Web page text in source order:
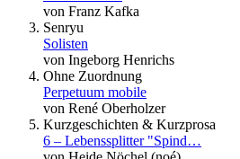
von Franz Kafka
Senryu
Solisten
von Ingeborg Henrichs
Ohne Zuordnung
Perpetuum mobile
von René Oberholzer
Kurzgeschichten & Kurzprosa
6 – Lebenssplitter "Spind…